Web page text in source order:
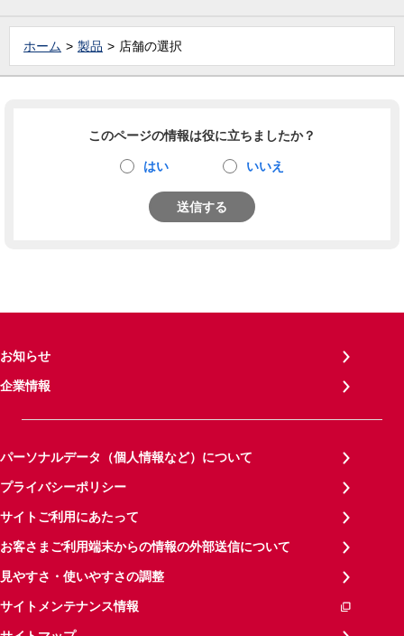
ホーム 製品 店舗の選択
このページの情報は役に立ちましたか？
はい いいえ
送信する
お知らせ
企業情報
パーソナルデータ（個人情報など）について
プライバシーポリシー
サイトご利用にあたって
お客さまご利用端末からの情報の外部送信について
見やすさ・使いやすさの調整
サイトメンテナンス情報